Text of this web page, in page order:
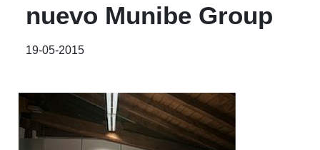
nuevo Munibe Group
19-05-2015